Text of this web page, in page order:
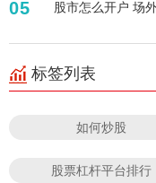
05 股市怎么开户 场
标签列表
如何炒股
股票杠杆平台排行